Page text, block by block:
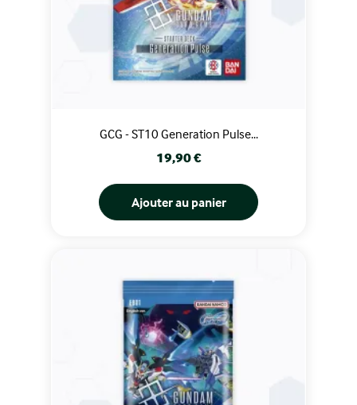
GCG - ST10 Generation Pulse...
Prix
19,90 €
Ajouter au panier